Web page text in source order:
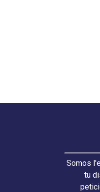
Somos
tu